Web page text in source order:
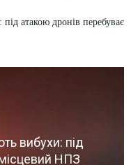
атакою дронів перебуває
вибухи: під
НПЗ